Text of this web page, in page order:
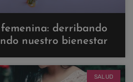
derribando
nuestro bienestar
SALUD